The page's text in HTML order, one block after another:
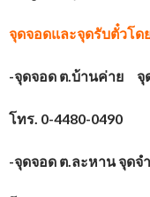
จุดจอดและจุดรับตั๋วโด
-จุดจอด ต.บ้านค่าย จุ
โทร. 0-4480-0490
-จุดจอด ต.ละหาน จุด